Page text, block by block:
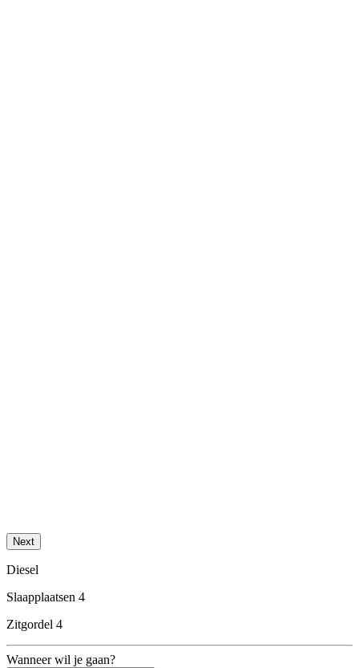
Next
Diesel
Slaapplaatsen 4
Zitgordel 4
Wanneer wil je gaan?